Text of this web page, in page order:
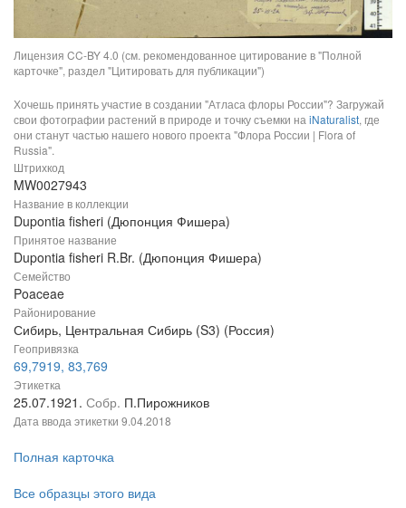
Лицензия CC-BY 4.0 (см. рекомендованное цитирование в "Полной
карточке", раздел "Цитировать для публикации")
Хочешь принять участие в создании "Атласа флоры России"? Загружай
свои фотографии растений в природе и точку съемки на iNaturalist, где
они станут частью нашего нового проекта "Флора России | Flora of
Russia".
Штрихкод
MW0027943
Название в коллекции
Dupontia fisheri (Дюпонция Фишера)
Принятое название
Dupontia fisheri R.Br. (Дюпонция Фишера)
Семейство
Poaceae
Районирование
Сибирь, Центральная Сибирь (S3) (Россия)
Геопривязка
69,7919, 83,769
Этикетка
25.07.1921. Собр. П.Пирожников
Дата ввода этикетки 9.04.2018
Полная карточка
Все образцы этого вида